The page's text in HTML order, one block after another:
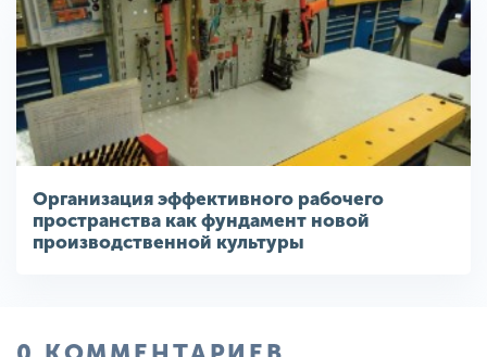
Организация эффективного рабочего
пространства как фундамент новой
производственной культуры